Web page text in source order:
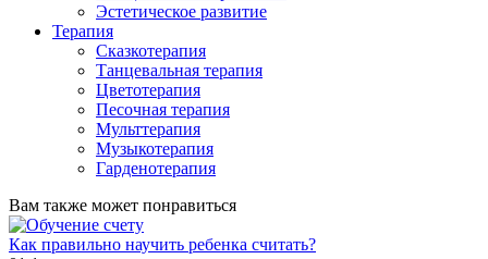
Эстетическое развитие
Терапия
Сказкотерапия
Танцевальная терапия
Цветотерапия
Песочная терапия
Мульттерапия
Музыкотерапия
Гарденотерапия
Вам также может понравиться
Как правильно научить ребенка считать?